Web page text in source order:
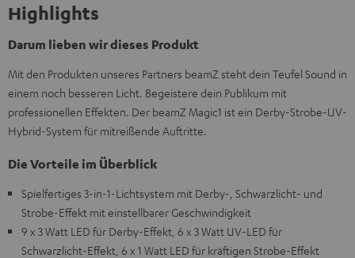
Highlights
Darum lieben wir dieses Produkt
Mit den Produkten unseres Partners beamZ steht dein Teufel Sound in
einem noch besseren Licht. Begeistere dein Publikum mit
professionellen Effekten. Der beamZ Magic1 ist ein Derby-Strobe-UV-
Hybrid-System für mitreißende Auftritte.
Die Vorteile im Überblick
Spielfertiges 3-in-1-Lichtsystem mit Derby-, Schwarzlicht- und
Strobe-Effekt mit einstellbarer Geschwindigkeit
9 x 3 Watt LED für Derby-Effekt, 6 x 3 Watt UV-LED für
Schwarzlicht-Effekt, 6 x 1 Watt LED für kräftigen Strobe-Effekt